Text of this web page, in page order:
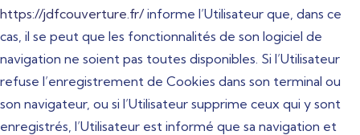
https://jdfcouverture.fr/informe l’Utilisateur que, dans ce
cas, il se peut que les fonctionnalités de son logiciel de
navigation ne soient pas toutes disponibles. Si l’Utilisateur
refuse l’enregistrement de Cookies dans son terminal ou
son navigateur, ou si l’Utilisateur supprime ceux qui y sont
enregistrés, l’Utilisateur est informé que sa navigation et